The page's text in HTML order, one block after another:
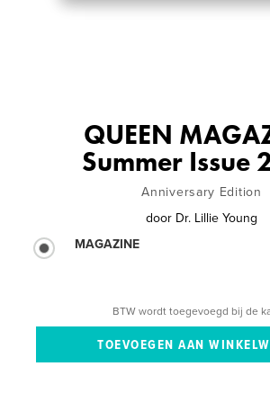
QUEEN
Summer Issue
Anniversary Edition
door Dr. Lillie Young
MAGAZINE
BTW wordt toegevoegd bij de